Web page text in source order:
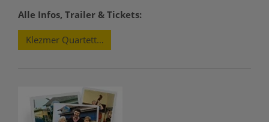
Alle Infos, Trailer & Tickets:
Klezmer Quartett Heidelberg